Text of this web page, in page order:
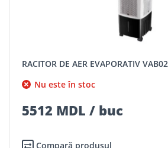
RACITOR DE AER EVAPORATIV
Nu este în stoc
5512 MDL / buc
Compară produsul